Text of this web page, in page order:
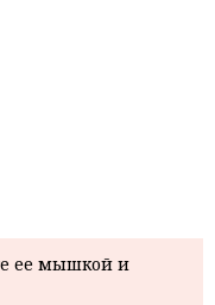
ее мышкой и